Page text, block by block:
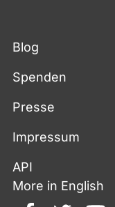
Blog
Spenden
Presse
Impressum
API
More in English